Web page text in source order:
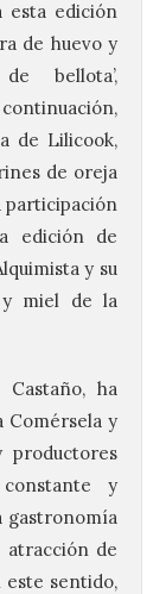
esta edición
de huevo y
bellota’,
de Lilicook,
de oreja
participación
edición de
y su
y miel de la
ha
Comérsela y
y
gastronomía
atracción de
sentido,